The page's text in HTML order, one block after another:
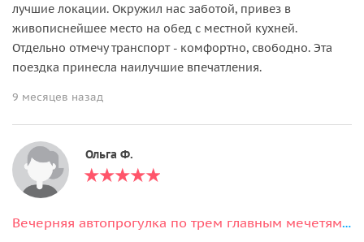
лучшие локации. Окружил нас заботой, привез в
живописнейшее место на обед с местной кухней.
Отдельно отмечу транспорт - комфортно, свободно. Эта
поездка принесла наилучшие впечатления.
9 месяцев назад
Ольга Ф.
Вечерняя автопрогулка по трем главным мечетям Чечни, Лестница в небеса